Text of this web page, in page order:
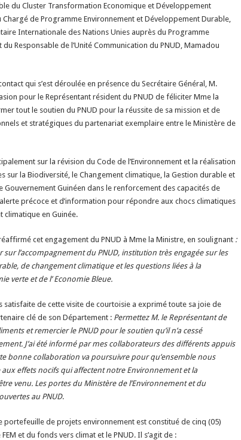
du Cluster Transformation Economique et Développement
Chargé de Programme Environnement et Développement Durable,
Internationale des Nations Unies auprès du Programme
du Responsable de l’Unité Communication du PNUD, Mamadou
qui s’est déroulée en présence du Secrétaire Général, M.
pour le Représentant résident du PNUD de féliciter Mme la
tout le soutien du PNUD pour la réussite de sa mission et de
et stratégiques du partenariat exemplaire entre le Ministère de
sur la révision du Code de l’Environnement et la réalisation
sur la Biodiversité, le Changement climatique, la Gestion durable et
Gouvernement Guinéen dans le renforcement des capacités de
précoce et d’information pour répondre aux chocs climatiques
climatique en Guinée.
cet engagement du PNUD à Mme la Ministre, en soulignant :
l’accompagnement du PNUD, institution très engagée sur les
de changement climatique et les questions liées à la
verte et de l’ Economie Bleue.
satisfaite de cette visite de courtoisie a exprimé toute sa joie de
clé de son Département : Permettez M. le Représentant de
et remercier le PNUD pour le soutien qu’il n’a cessé
J’ai été informé par mes collaborateurs des différents appuis
bonne collaboration va poursuivre pour qu’ensemble nous
effets nocifs qui affectent notre Environnement et la
venu. Les portes du Ministère de l’Environnement et du
au PNUD.
de projets environnement est constitué de cinq (05)
et du fonds vers climat et le PNUD. Il s’agit de :